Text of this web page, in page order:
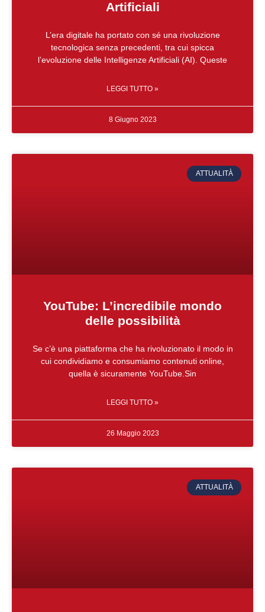
Artificiali
L’era digitale ha portato con sé una rivoluzione
tecnologica senza precedenti, tra cui spicca
l’evoluzione delle Intelligenze Artificiali (AI). Queste
LEGGI TUTTO »
8 Giugno 2023
ATTUALITÀ
YouTube: L’incredibile mondo
delle possibilità
Se c’è una piattaforma che ha rivoluzionato il modo in
cui condividiamo e consumiamo contenuti online,
quella è sicuramente YouTube.Sin
LEGGI TUTTO »
26 Maggio 2023
ATTUALITÀ